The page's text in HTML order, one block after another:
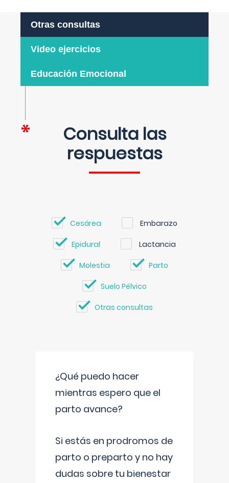
Otras consultas
Video ejercicios
Educación Emocional
Consulta las
respuestas
Cesárea Embarazo
Epidural Lactancia
Molestia Parto
Suelo Pélvico
Otras consultas
¿Qué puedo hacer
mientras espero que el
parto avance?
Si estás en prodromos de
parto o preparto y no hay
dudas sobre tu bienestar